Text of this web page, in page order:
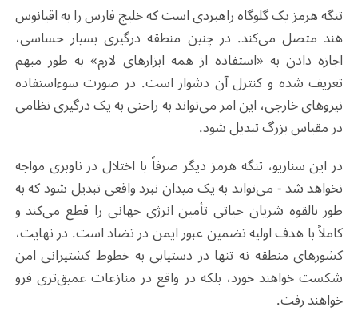
تنگه هرمز یک گلوگاه راهبردی است که خلیج فارس را به اقیانوس
هند متصل می‌کند. در چنین منطقه درگیری بسیار حساسی،
اجازه دادن به «استفاده از همه ابزارهای لازم» به طور مبهم
تعریف شده و کنترل آن دشوار است. در صورت سوءاستفاده
نیروهای خارجی، این امر می‌تواند به راحتی به یک درگیری نظامی
در مقیاس بزرگ تبدیل شود.
در این سناریو، تنگه هرمز دیگر صرفاً با اختلال در ناوبری مواجه
نخواهد شد - می‌تواند به یک میدان نبرد واقعی تبدیل شود که به
طور بالقوه شریان حیاتی تأمین انرژی جهانی را قطع می‌کند و
کاملاً با هدف اولیه تضمین عبور ایمن در تضاد است. در نهایت،
کشورهای منطقه نه تنها در دستیابی به خطوط کشتیرانی امن
شکست خواهند خورد، بلکه در واقع در منازعات عمیق‌تری فرو
خواهند رفت.